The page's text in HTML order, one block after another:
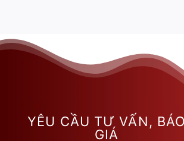
YÊU CẦU TƯ VẤN, BÁO
GIÁ